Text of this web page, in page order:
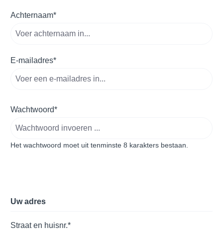
Achternaam*
E-mailadres*
Wachtwoord*
Het wachtwoord moet uit tenminste 8 karakters bestaan.
Uw adres
Straat en huisnr.*